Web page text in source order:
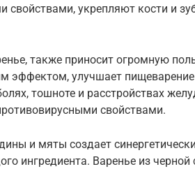
свойствами, укрепляют кости и
также приносит огромную
эффектом, улучшает
тошноте и расстройствах
свойствами.
и мяты создает
ингредиента. Варенье из